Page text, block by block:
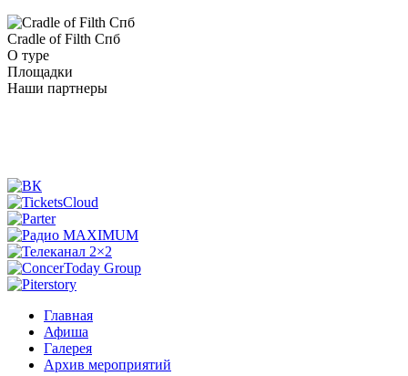
Cradle of Filth Спб
О туре
Площадки
Наши партнеры
Главная
Афиша
Галерея
Архив мероприятий